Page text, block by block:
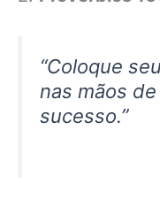
“Coloque
nas mãos
sucesso.”